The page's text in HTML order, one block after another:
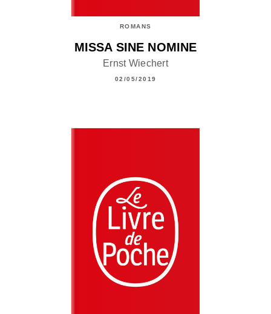
ROMANS
MISSA SINE NOMINE
Ernst Wiechert
02/05/2019